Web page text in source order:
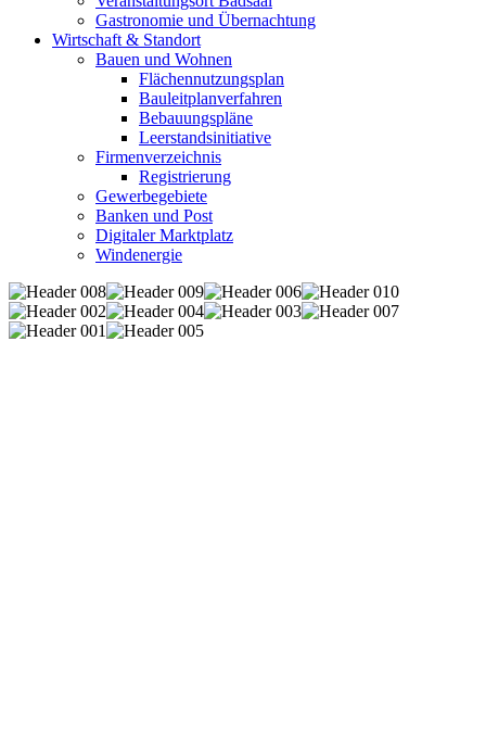
Gastronomie und Übernachtung
Wirtschaft & Standort
Bauen und Wohnen
Flächennutzungsplan
Bauleitplanverfahren
Bebauungspläne
Leerstandsinitiative
Firmenverzeichnis
Registrierung
Gewerbegebiete
Banken und Post
Digitaler Marktplatz
Windenergie